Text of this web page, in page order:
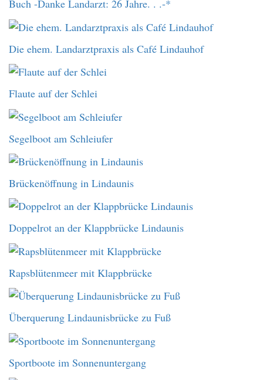
Buch -Danke Landarzt: 26 Jahre. . .-*
Die ehem. Landarztpraxis als Café Lindauhof
Flaute auf der Schlei
Segelboot am Schleiufer
Brückenöffnung in Lindaunis
Doppelrot an der Klappbrücke Lindaunis
Rapsblütenmeer mit Klappbrücke
Überquerung Lindaunisbrücke zu Fuß
Sportboote im Sonnenuntergang